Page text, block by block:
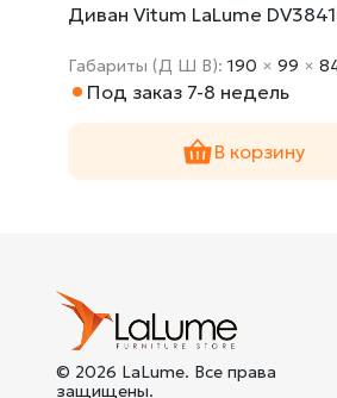
Диван Vitum LaLume
Габариты (Д Ш В):190 ×99 ×
Под заказ 7-8 недель
В корзину
© 2026 LaLume. Все права
защищены.